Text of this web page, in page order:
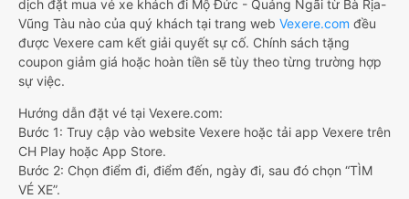
dịch đặt mua vé xe khách đi Mộ Đức - Quảng Ngãi từ Bà Rịa-
Vũng Tàu nào của quý khách tại trang web Vexere.com đều
được Vexere cam kết giải quyết sự cố. Chính sách tặng
coupon giảm giá hoặc hoàn tiền sẽ tùy theo từng trường hợp
sự việc.
Hướng dẫn đặt vé tại Vexere.com:
Bước 1: Truy cập vào website Vexere hoặc tải app Vexere trên
CH Play hoặc App Store.
Bước 2: Chọn điểm đi, điểm đến, ngày đi, sau đó chọn “TÌM
VÉ XE”.